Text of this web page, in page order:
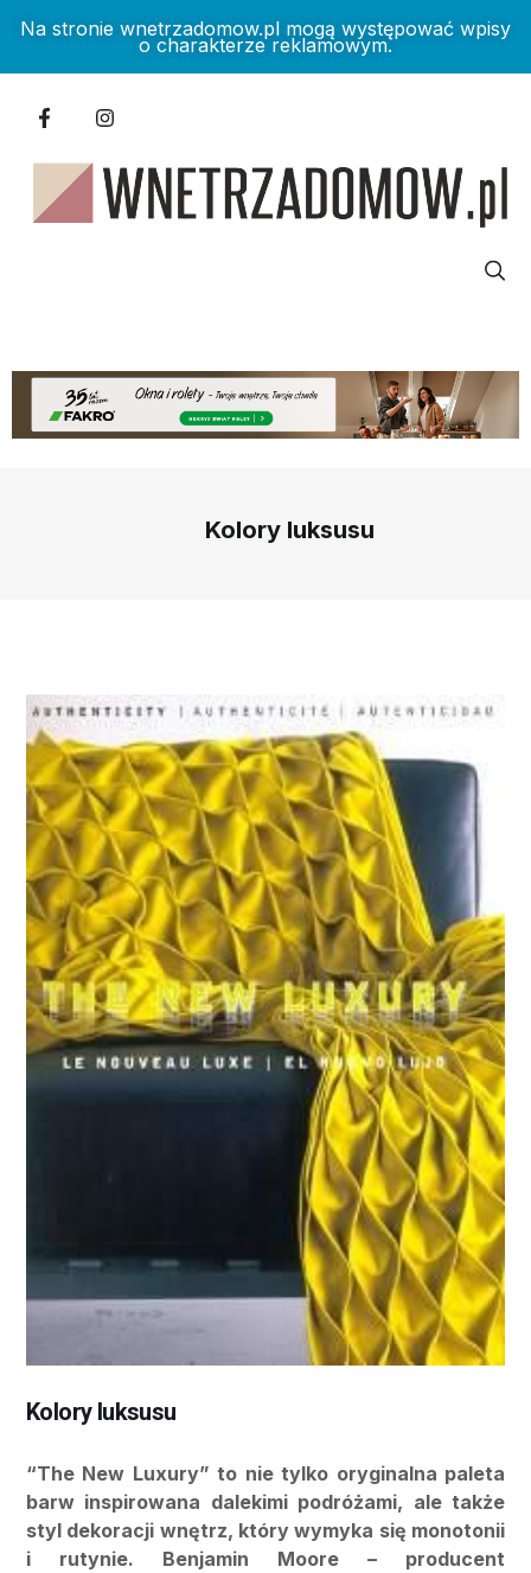
Na stronie wnetrzadomow.pl mogą występować wpisy
o charakterze reklamowym.
Kolory luksusu
Kolory luksusu
“The New Luxury” to nie tylko oryginalna paleta
barw inspirowana dalekimi podróżami, ale także
styl dekoracji wnętrz, który wymyka się monotonii
i rutynie. Benjamin Moore – producent